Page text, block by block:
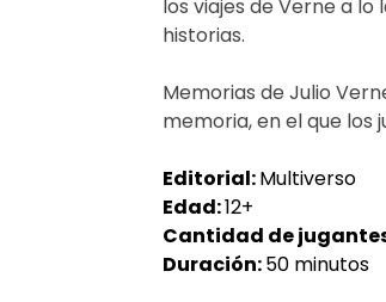
los viajes de Verne a
historias.
Memorias de Julio
memoria, en el que los
Editorial:Multiverso
Edad:12+
Cantidad de
Duración:50 minutos